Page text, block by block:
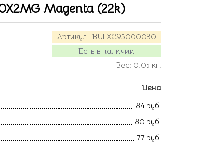
Magenta (22k)
Артикул: BULXC95000030
Есть в наличии
Вес: 0.05 кг.
Цена
84 руб.
80 руб.
77 руб.